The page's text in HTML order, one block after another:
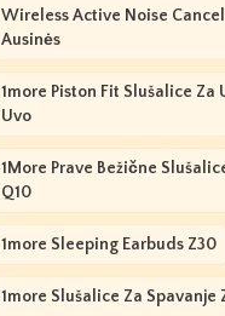
Wireless Active Noise
Ausinės
1more Piston Fit Slušalice Za
Uvo
1More Prave Bežične
Q10
1more Sleeping Earbuds Z30
1more Slušalice Za Spavanje